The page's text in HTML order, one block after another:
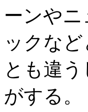
ーンや
ックな
とも違
がする。